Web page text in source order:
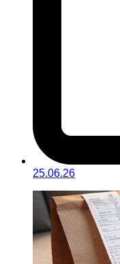
25.06.26